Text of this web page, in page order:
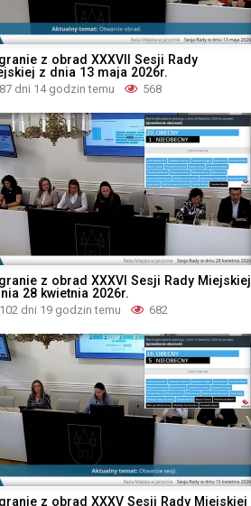
z obrad XXXVII Sesji Rady
z dnia 13 maja 2026r.
87 dni 14 godzin temu 568
z obrad XXXVI Sesji Rady Miejskiej
28 kwietnia 2026r.
102 dni 19 godzin temu 682
z obrad XXXV Sesji Rady Miejskiej